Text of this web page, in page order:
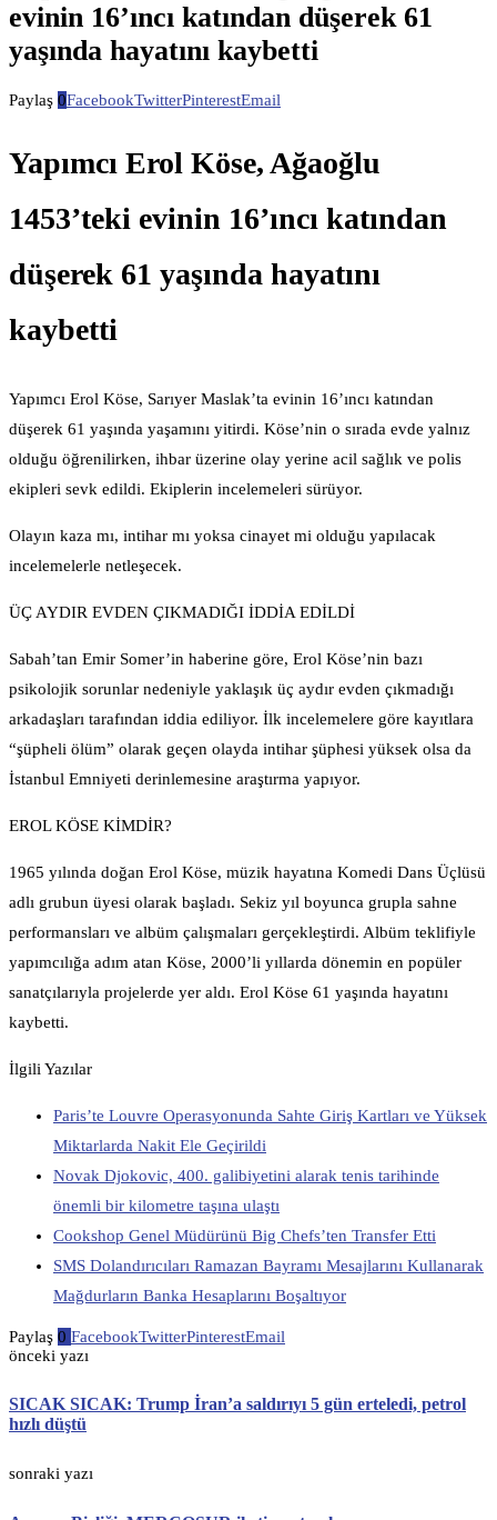
evinin 16’ıncı katından düşerek 61
yaşında hayatını kaybetti
Paylaş 0FacebookTwitterPinterestEmail
Yapımcı Erol Köse, Ağaoğlu
1453’teki evinin 16’ıncı katından
düşerek 61 yaşında hayatını
kaybetti
Yapımcı Erol Köse, Sarıyer Maslak’ta evinin 16’ıncı katından
düşerek 61 yaşında yaşamını yitirdi. Köse’nin o sırada evde yalnız
olduğu öğrenilirken, ihbar üzerine olay yerine acil sağlık ve polis
ekipleri sevk edildi. Ekiplerin incelemeleri sürüyor.
Olayın kaza mı, intihar mı yoksa cinayet mi olduğu yapılacak
incelemelerle netleşecek.
ÜÇ AYDIR EVDEN ÇIKMADIĞI İDDİA EDİLDİ
Sabah’tan Emir Somer’in haberine göre, Erol Köse’nin bazı
psikolojik sorunlar nedeniyle yaklaşık üç aydır evden çıkmadığı
arkadaşları tarafından iddia ediliyor. İlk incelemelere göre kayıtlara
“şüpheli ölüm” olarak geçen olayda intihar şüphesi yüksek olsa da
İstanbul Emniyeti derinlemesine araştırma yapıyor.
EROL KÖSE KİMDİR?
1965 yılında doğan Erol Köse, müzik hayatına Komedi Dans Üçlüsü
adlı grubun üyesi olarak başladı. Sekiz yıl boyunca grupla sahne
performansları ve albüm çalışmaları gerçekleştirdi. Albüm teklifiyle
yapımcılığa adım atan Köse, 2000’li yıllarda dönemin en popüler
sanatçılarıyla projelerde yer aldı. Erol Köse 61 yaşında hayatını
kaybetti.
İlgili Yazılar
Paris’te Louvre Operasyonunda Sahte Giriş Kartları ve Yüksek
Miktarlarda Nakit Ele Geçirildi
Novak Djokovic, 400. galibiyetini alarak tenis tarihinde
önemli bir kilometre taşına ulaştı
Cookshop Genel Müdürünü Big Chefs’ten Transfer Etti
SMS Dolandırıcıları Ramazan Bayramı Mesajlarını Kullanarak
Mağdurların Banka Hesaplarını Boşaltıyor
Paylaş 0 FacebookTwitterPinterestEmail
önceki yazı
SICAK SICAK: Trump İran’a saldırıyı 5 gün erteledi, petrol
hızlı düştü
sonraki yazı